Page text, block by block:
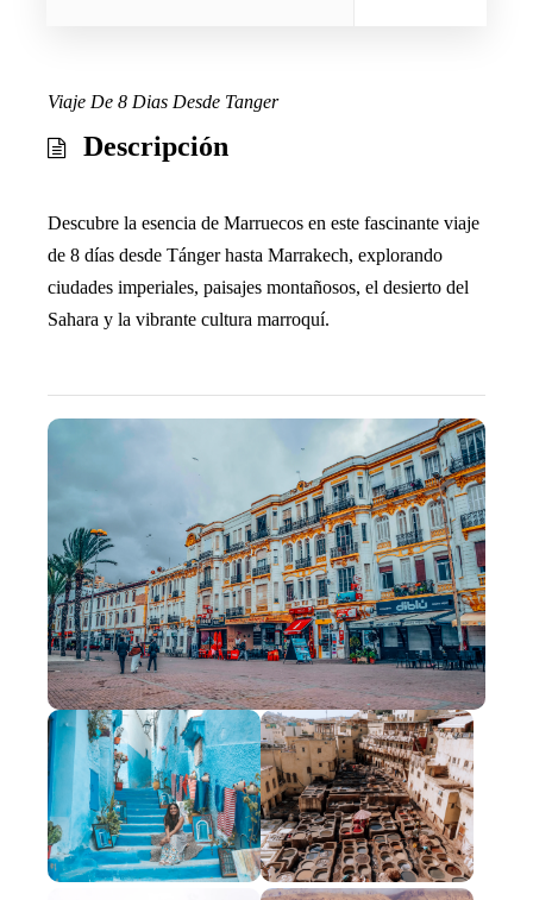
Viaje De 8 Dias Desde Tanger
Descripción
Descubre la esencia de Marruecos en este fascinante viaje
de 8 días desde Tánger hasta Marrakech, explorando
ciudades imperiales, paisajes montañosos, el desierto del
Sahara y la vibrante cultura marroquí.